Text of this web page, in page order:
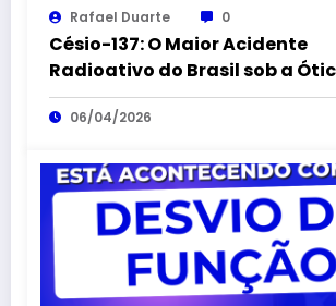
Rafael Duarte 0
Césio-137: O Maior Acidente
Radioativo do Brasil sob a
Logística Reversa
06/04/2026